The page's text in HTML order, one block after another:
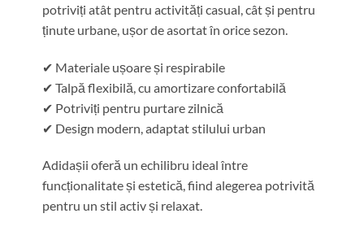
potriviți atât pentru activități casual, cât și pentru
ținute urbane, ușor de asortat în orice sezon.
✔ Materiale ușoare și respirabile
✔ Talpă flexibilă, cu amortizare confortabilă
✔ Potriviți pentru purtare zilnică
✔ Design modern, adaptat stilului urban
Adidașii oferă un echilibru ideal între
funcționalitate și estetică, fiind alegerea potrivită
pentru un stil activ și relaxat.